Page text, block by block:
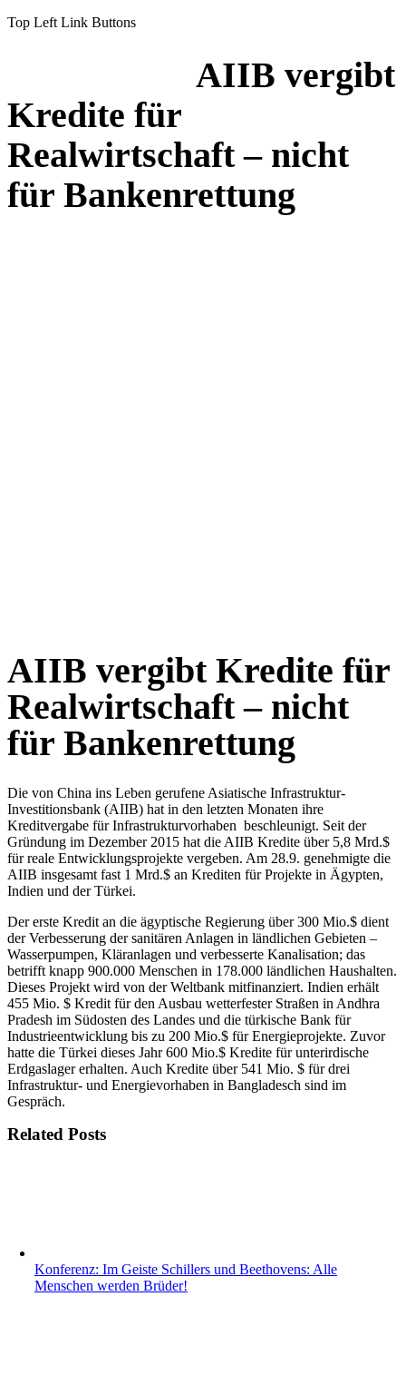
Top Left Link Buttons
AIIB vergibt
Kredite für
Realwirtschaft – nicht
für Bankenrettung
AIIB vergibt Kredite für
Realwirtschaft – nicht
für Bankenrettung
Die von China ins Leben gerufene Asiatische Infrastruktur-
Investitionsbank (AIIB) hat in den letzten Monaten ihre
Kreditvergabe für Infrastrukturvorhaben beschleunigt. Seit der
Gründung im Dezember 2015 hat die AIIB Kredite über 5,8 Mrd.$
für reale Entwicklungsprojekte vergeben. Am 28.9. genehmigte die
AIIB insgesamt fast 1 Mrd.$ an Krediten für Projekte in Ägypten,
Indien und der Türkei.
Der erste Kredit an die ägyptische Regierung über 300 Mio.$ dient
der Verbesserung der sanitären Anlagen in ländlichen Gebieten –
Wasserpumpen, Kläranlagen und verbesserte Kanalisation; das
betrifft knapp 900.000 Menschen in 178.000 ländlichen Haushalten.
Dieses Projekt wird von der Weltbank mitfinanziert. Indien erhält
455 Mio. $ Kredit für den Ausbau wetterfester Straßen in Andhra
Pradesh im Südosten des Landes und die türkische Bank für
Industrieentwicklung bis zu 200 Mio.$ für Energieprojekte. Zuvor
hatte die Türkei dieses Jahr 600 Mio.$ Kredite für unterirdische
Erdgaslager erhalten. Auch Kredite über 541 Mio. $ für drei
Infrastruktur- und Energievorhaben in Bangladesch sind im
Gespräch.
Related Posts
Konferenz: Im Geiste Schillers und Beethovens: Alle
Menschen werden Brüder!